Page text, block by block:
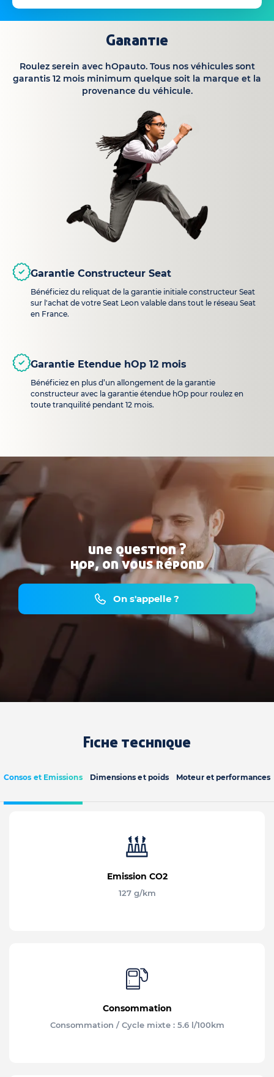
Garantie
Roulez serein avec hOpauto. Tous nos véhicules sont
garantis 12 mois minimum quelque soit la marque et la
provenance du véhicule.
Garantie Constructeur Seat
Bénéficiez du reliquat de la garantie initiale constructeur Seat
sur l'achat de votre Seat Leon valable dans tout le réseau Seat
en France.
Garantie Etendue hOp 12 mois
Bénéficiez en plus d’un allongement de la garantie
constructeur avec la garantie étendue hOp pour roulez en
toute tranquilité pendant 12 mois.
une question ?
hop, on vous répond
On s'appelle ?
Fiche technique
Consos et Emissions Dimensions et poids Moteur et performances
Emission CO2
127 g/km
Consommation
Consommation / Cycle mixte : 5.6 l/100km